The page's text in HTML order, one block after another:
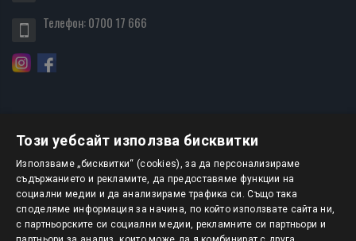
Телефон:0700 17 666
БЮЛЕТИН
АБОНИРАНЕ
Този уебсайт използва бисквитки
Използваме „бисквитки“ (cookies), за да персонализираме
съдържанието и рекламите, да предоставяме функции на
социални медии и да анализираме трафика си. Също така
споделяме информация за начина, по който използвате сайта ни,
с партньорските си социални медии, рекламните си партньори и